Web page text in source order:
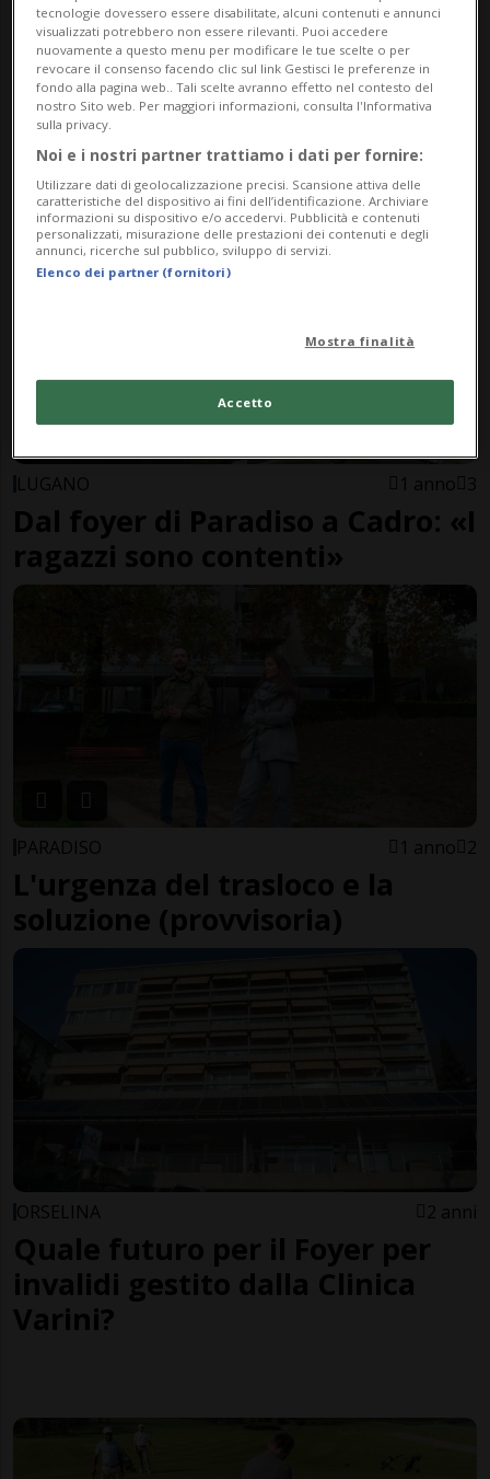
LEMA
Croce Rossa, ecco il nuovo foyer
di Bombinasco
LUGANO 1 anno 3
Dal foyer di Paradiso a Cadro: «I
ragazzi sono contenti»
PARADISO 1 anno 2
L'urgenza del trasloco e la
soluzione (provvisoria)
ORSELINA 2 anni
Quale futuro per il Foyer per
invalidi gestito dalla Clinica
Varini?
tecnologie dovessero essere disabilitate, alcuni contenuti e annunci
visualizzati potrebbero non essere rilevanti. Puoi accedere
nuovamente a questo menu per modificare le tue scelte o per
revocare il consenso facendo clic sul link Gestisci le preferenze in
fondo alla pagina web.. Tali scelte avranno effetto nel contesto del
nostro Sito web. Per maggiori informazioni, consulta l'Informativa
sulla privacy.
Noi e i nostri partner trattiamo i dati per fornire:
Utilizzare dati di geolocalizzazione precisi. Scansione attiva delle
caratteristiche del dispositivo ai fini dell’identificazione. Archiviare
informazioni su dispositivo e/o accedervi. Pubblicità e contenuti
personalizzati, misurazione delle prestazioni dei contenuti e degli
annunci, ricerche sul pubblico, sviluppo di servizi.
Elenco dei partner (fornitori)
Mostra finalità
Accetto